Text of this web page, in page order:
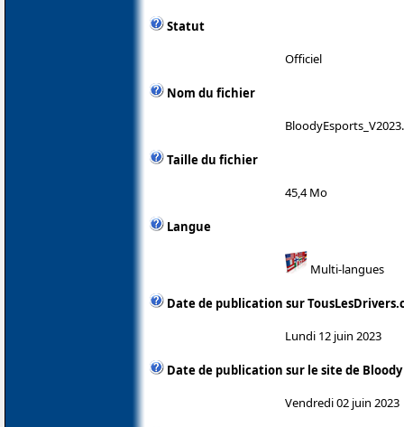
Statut
Officiel
Nom du fichier
Taille du fichier
45,4 Mo
Langue
Multi-langues
Date de publication sur
Lundi 12 juin 2023
Date de publication sur le site de Bloody
Vendredi 02 juin 2023